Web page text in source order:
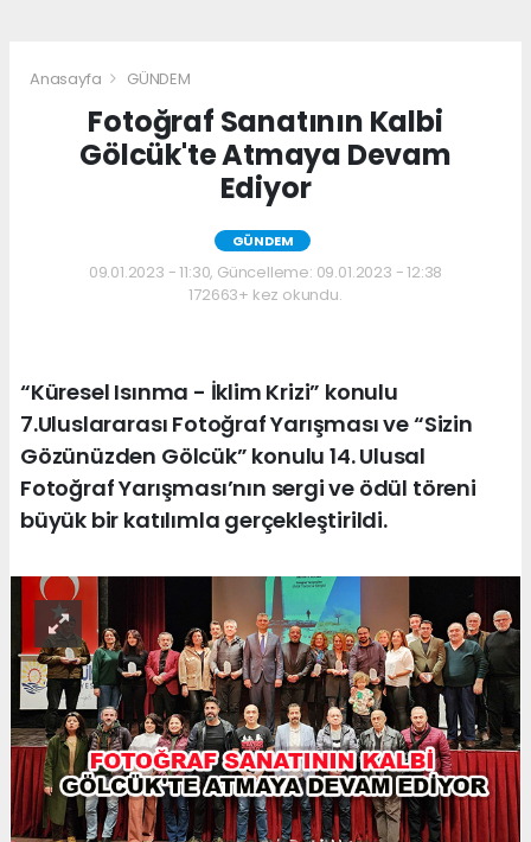
Anasayfa GÜNDEM
Fotoğraf Sanatının Kalbi
Gölcük'te Atmaya Devam
Ediyor
GÜNDEM
09.01.2023 - 11:30, Güncelleme: 09.01.2023 - 12:38
172663+ kez okundu.
“Küresel Isınma - İklim Krizi” konulu
7.Uluslararası Fotoğraf Yarışması ve “Sizin
Gözünüzden Gölcük” konulu 14. Ulusal
Fotoğraf Yarışması’nın sergi ve ödül töreni
büyük bir katılımla gerçekleştirildi.